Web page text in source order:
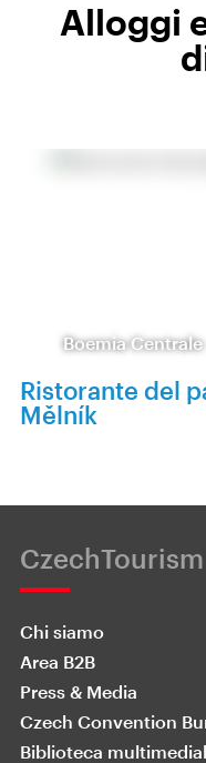
Alloggi
Boemia Centrale
Ristorante del
Mělník
CzechTourism
Chi siamo
Area B2B
Press & Media
Czech Convention
Biblioteca